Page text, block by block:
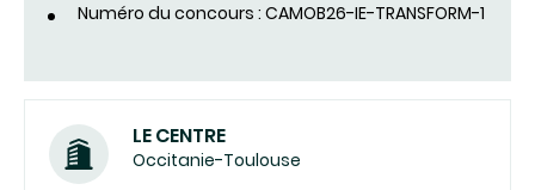
Numéro du concours : CAMOB26-IE-TRANSFORM-1
LE CENTRE
Occitanie-Toulouse